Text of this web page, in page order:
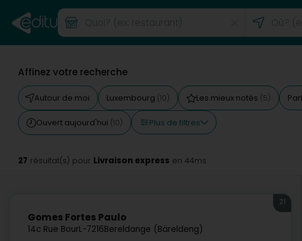
Affinez votre recherche
Autour de moi Luxembourg (10) Les mieux notés (5)
Ouvert aujourd'hui (10) Plus de filtres
27 résultat(s) pour Livraison express en 44ms
Gomes Fortes Paulo
14c Rue BourL-7216Bereldange (Bäreldeng)
21